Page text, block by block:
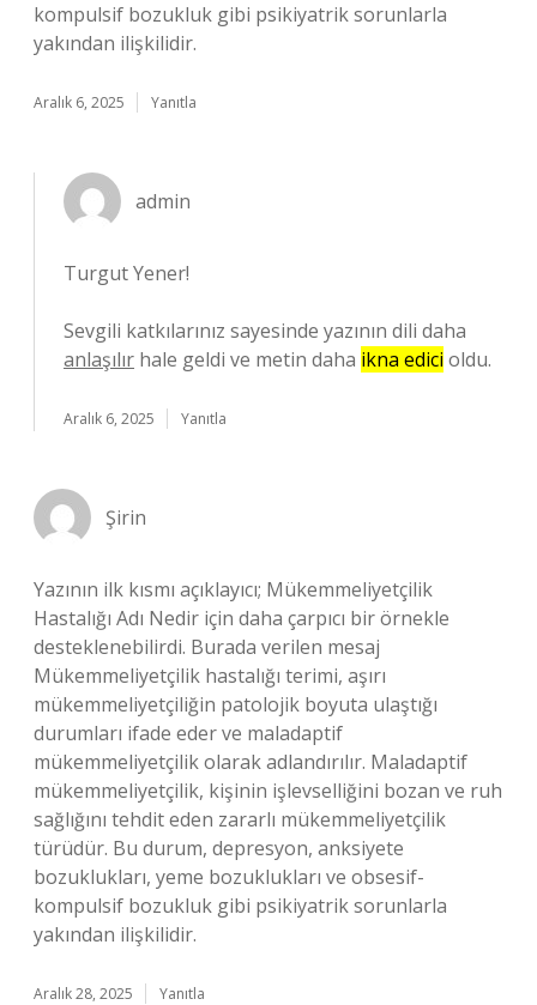
kompulsif bozukluk gibi psikiyatrik sorunlarla
yakından ilişkilidir.
Aralık 6, 2025 Yanıtla
admin
Turgut Yener!
Sevgili katkılarınız sayesinde yazının dili daha
anlaşılır hale geldi ve metin daha ikna edici oldu.
Aralık 6, 2025 Yanıtla
Şirin
Yazının ilk kısmı açıklayıcı; Mükemmeliyetçilik
Hastalığı Adı Nedir için daha çarpıcı bir örnekle
desteklenebilirdi. Burada verilen mesaj
Mükemmeliyetçilik hastalığı terimi, aşırı
mükemmeliyetçiliğin patolojik boyuta ulaştığı
durumları ifade eder ve maladaptif
mükemmeliyetçilik olarak adlandırılır. Maladaptif
mükemmeliyetçilik, kişinin işlevselliğini bozan ve ruh
sağlığını tehdit eden zararlı mükemmeliyetçilik
türüdür. Bu durum, depresyon, anksiyete
bozuklukları, yeme bozuklukları ve obsesif-
kompulsif bozukluk gibi psikiyatrik sorunlarla
yakından ilişkilidir.
Aralık 28, 2025 Yanıtla